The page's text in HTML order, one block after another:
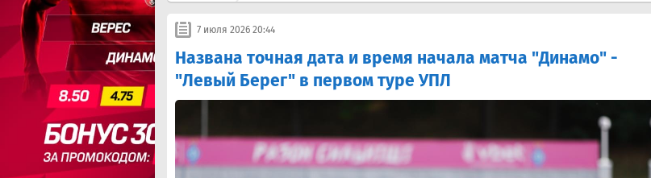
7 июля 2026 20:44
Названа точная дата и время начала матча "Динамо" -
"Левый Берег" в первом туре УПЛ